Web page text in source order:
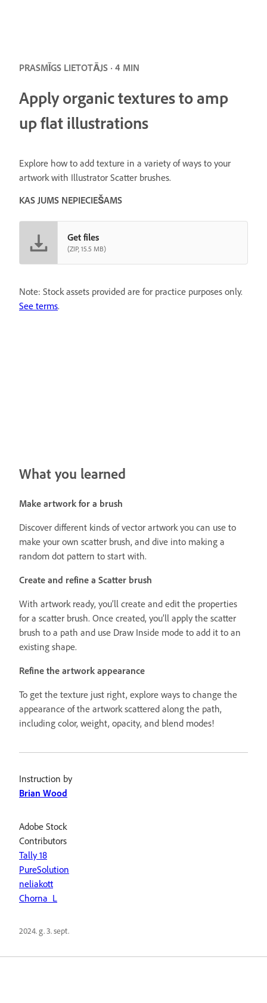
PRASMĪGS LIETOTĀJS · 4 MIN
Apply organic textures to amp
up flat illustrations
Explore how to add texture in a variety of ways to your
artwork with Illustrator Scatter brushes.
KAS JUMS NEPIECIEŠAMS
Get files
(ZIP, 15.5 MB)
Note: Stock assets provided are for practice purposes only.
See terms.
What you learned
Make artwork for a brush
Discover different kinds of vector artwork you can use to
make your own scatter brush, and dive into making a
random dot pattern to start with.
Create and refine a Scatter brush
With artwork ready, you’ll create and edit the properties
for a scatter brush. Once created, you’ll apply the scatter
brush to a path and use Draw Inside mode to add it to an
existing shape.
Refine the artwork appearance
To get the texture just right, explore ways to change the
appearance of the artwork scattered along the path,
including color, weight, opacity, and blend modes!
Instruction by
Brian Wood
Adobe Stock
Contributors
Tally 18
PureSolution
neliakott
Chorna_L
2024. g. 3. sept.